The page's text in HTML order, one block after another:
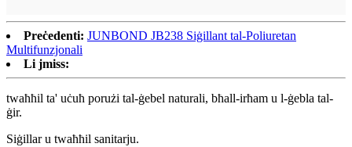
Preċedenti: JUNBOND JB238 Siġillant tal-Poliuretan
Multifunzjonali
Li jmiss:
twaħħil ta' uċuħ porużi tal-ġebel naturali, bħall-irħam u l-ġebla tal-
ġir.
Siġillar u twaħħil sanitarju.